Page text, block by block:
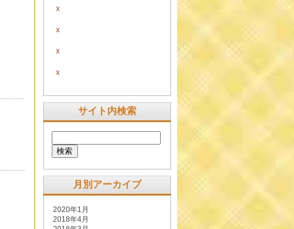
x
x
x
x
サイト内検索
月別アーカイブ
2020年1月
2018年4月